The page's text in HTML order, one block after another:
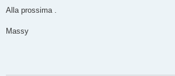
Alla prossima .
Massy